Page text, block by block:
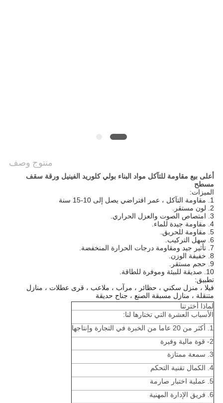
منتوج وصف
أعلى بيع مقاومة للتآكل مواد البناء بولي كلوريد الفينيل ورقة سقف
مسطح
الميزات:
1. مقاومة التآكل ، عمر افتراضي يصل إلى 10-15 سنة
2. لون مستقر.
3. امتصاص الصوت والعزل الحراري.
4. مقاومة جيدة للماء.
5. مقاومة للحريق.
6. سهل التركيب.
7. تأثير جيد ومقاومة درجات الحرارة المنخفضة.
8. خفيفة الوزن.
9. حجم مستقر.
10. صديقة للبيئة وموفرة للطاقة.
تطبيق:
فيلا ، منزل سكني ، حظائر ، مرآب ، ملاعب ، قرى عطلات ، منازل
متنقلة ، منازل مسبقة الصنع ، جناح حديقة
لماذا أخترتنا
الأسباب العشرة التي تختارها لنا:
1. أكثر من 20 عاما من الخبرة في التجارة وإنتاجها
2- قوة مالية وفيرة
3. سمعة ممتازة
4. الكمال تقنية التحكم
5. عملية اختبار صارمة
6. فريق الإدارة المهنية